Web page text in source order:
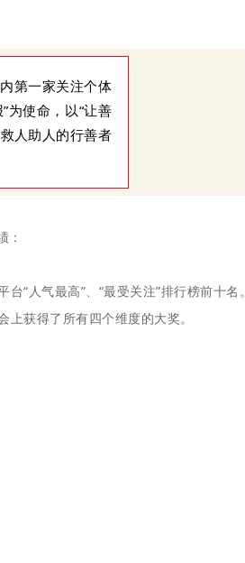
第一家关注个体
为使命，以“让善
人助人的行善者
：
“人气最高”、“最受关注”排行榜前十名。
获得了所有四个维度的大奖。